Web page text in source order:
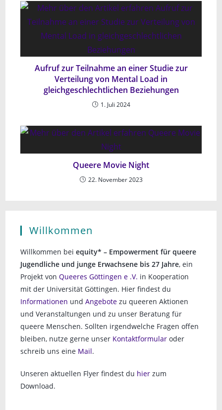
Aufruf zur Teilnahme an einer Studie zur
Verteilung von Mental Load in
gleichgeschlechtlichen Beziehungen
1. Juli 2024
Queere Movie Night
22. November 2023
Willkommen
Willkommen beiequity* – Empowerment für queere
Jugendliche und junge Erwachsene bis 27 Jahre, ein
Projekt vonQueeres Göttingen e .V. in Kooperation
mit der Universität Göttingen. Hier findest du
Informationen undAngebote zu queeren Aktionen
und Veranstaltungen und zu unser Beratung für
queere Menschen. Sollten irgendwelche Fragen offen
bleiben, nutze gerne unser Kontaktformular oder
schreib uns eine Mail.
Unseren aktuellen Flyer findest du hier zum
Download.